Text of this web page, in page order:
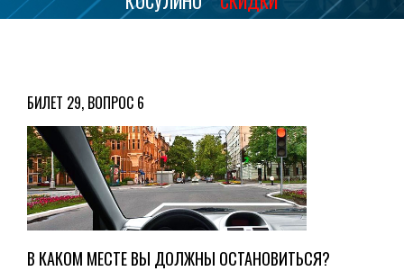
БИЛЕТ 29, ВОПРОС 6
В КАКОМ МЕСТЕ ВЫ ДОЛЖНЫ ОСТАНОВИТЬСЯ?